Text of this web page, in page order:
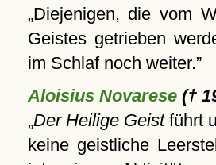
Diejenigen, die vom
Geistes getrieben
im Schlaf noch weiter.
Aloisius Novarese(†
Der Heilige Geistführt
keine geistliche